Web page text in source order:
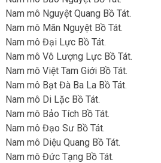
Nam mô Nguyệt Quang Bồ Tát.
Nam mô Mãn Nguyệt Bồ Tát.
Nam mô Đại Lực Bồ Tát.
Nam mô Vô Lượng Lực Bồ Tát.
Nam mô Việt Tam Giới Bồ Tát.
Nam mô Bạt Đà Ba La Bồ Tát.
Nam mô Di Lặc Bồ Tát.
Nam mô Bảo Tích Bồ Tát.
Nam mô Đạo Sư Bồ Tát.
Nam mô Diệu Quang Bồ Tát.
Nam mô Đức Tạng Bồ Tát.